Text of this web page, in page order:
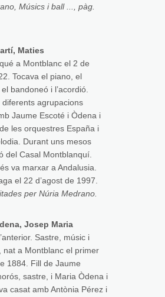
Músics i ball ..., pàg.
Maties
a Montblanc el 2 de
Tocava el piano, el
bandoneó i l’acordió.
diferents agrupacions
Jaume Escoté i Òdena i
les orquestres España i
Durant uns mesos
del Casal Montblanquí.
va marxar a Andalusia.
el 22 d’agost de 1997.
per Núria Medrano.
Josep Maria
Sastre, músic i
nat a Montblanc el primer
1884. Fill de Jaume
sastre, i Maria Òdena i
casat amb Antònia Pérez i